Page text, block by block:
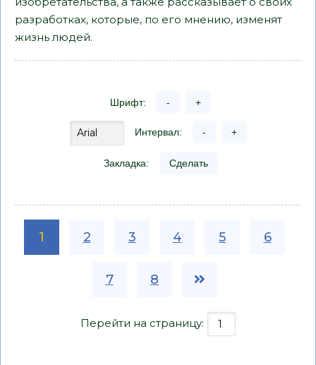
разработках, которые, по его мнению, изменят
жизнь людей.
Шрифт: - +
Интервал: - +
Закладка: Сделать
1 2 3 4 5 6
7 8
Перейти на страницу: